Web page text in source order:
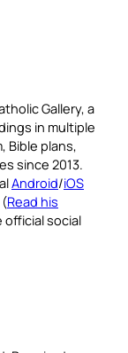
Gallery, a
in multiple
Bible plans,
since 2013.
Android/iOS
Read his
social